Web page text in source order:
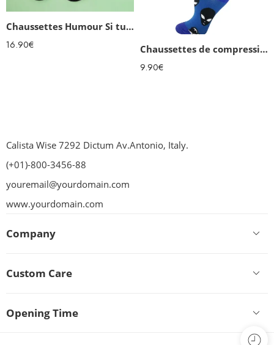
Chaussettes Humour Si tu veux frôler la perfection
16.90€ Chaussettes de compression Aliens
9.90€
Calista Wise 7292 Dictum Av.Antonio, Italy.
(+01)-800-3456-88
youremail@yourdomain.com
www.yourdomain.com
Company
Custom Care
Opening Time